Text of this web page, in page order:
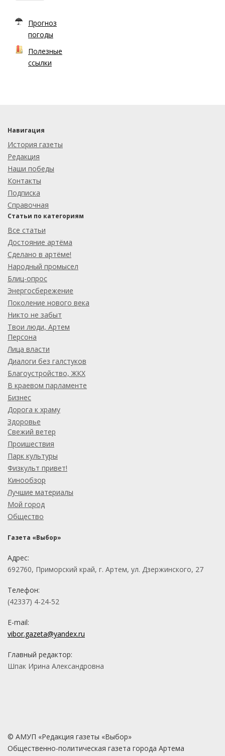
Прогноз
погоды
Полезные
ссылки
Навигация
История газеты
Редакция
Наши победы
Контакты
Подписка
Справочная
Статьи по категориям
Все статьи
Достояние артёма
Сделано в артёме!
Народный промысел
Блиц-опрос
Энергосбережение
Поколение нового века
Никто не забыт
Твои люди, Артем
Персона
Лица власти
Диалоги без галстуков
Благоустройство, ЖКХ
В краевом парламенте
Бизнес
Дорога к храму
Здоровье
Свежий ветер
Проишествия
Парк культуры
Физкульт привет!
Кинообзор
Лучшие материалы
Мой город
Общество
Газета «Выбор»
Адрес:
692760, Приморский край, г. Артем, ул. Дзержинского, 27
Телефон:
(42337) 4-24-52
E-mail:
vibor.gazeta@yandex.ru
Главный редактор:
Шпак Ирина Александровна
© АМУП «Редакция газеты «Выбор»
Общественно-политическая газета города Артема